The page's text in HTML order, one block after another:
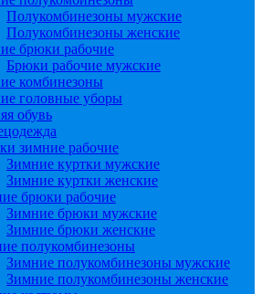
Полукомбинезоны мужские
Полукомбинезоны женские
брюки рабочие
Брюки рабочие мужские
комбинезоны
головные уборы
обувь
зимние рабочие
Зимние куртки мужские
Зимние куртки женские
брюки рабочие
Зимние брюки мужские
Зимние брюки женские
полукомбинезоны
Зимние полукомбинезоны мужские
Зимние полукомбинезоны женские